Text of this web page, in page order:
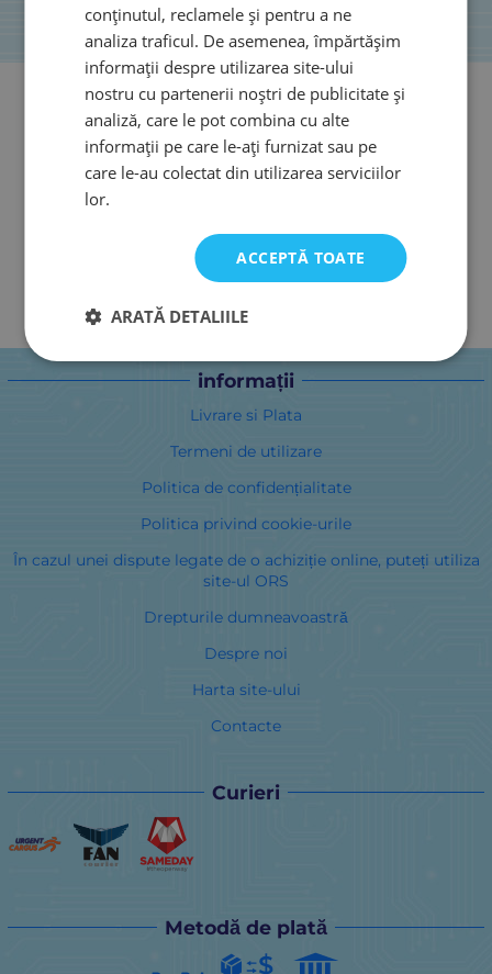
informații
Livrare si Plata
Termeni de utilizare
Politica de confidențialitate
Politica privind cookie-urile
În cazul unei dispute legate de o achiziție online, puteți utiliza
site-ul ORS
Drepturile dumneavoastră
Despre noi
Harta site-ului
Contacte
Curieri
Metodă de plată
conținutul, reclamele și pentru a ne
analiza traficul. De asemenea, împărtășim
informații despre utilizarea site-ului
nostru cu partenerii noștri de publicitate și
analiză, care le pot combina cu alte
informații pe care le-ați furnizat sau pe
care le-au colectat din utilizarea serviciilor
lor.
ACCEPTĂ TOATE
ARATĂ DETALIILE